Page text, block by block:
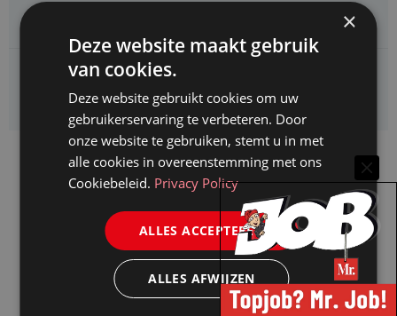
Juridisch adviseur (junior)
Kifid zoekt een
Jurist- secretaris
×
Deze website maakt gebruik
van cookies.
Deze website gebruikt cookies om uw
gebruikerservaring te verbeteren. Door
onze website te gebruiken, stemt u in met
alle cookies in overeenstemming met ons
Cookiebeleid. Privacy Policy
ALLES ACCEPTEREN
ALLES AFWIJZEN